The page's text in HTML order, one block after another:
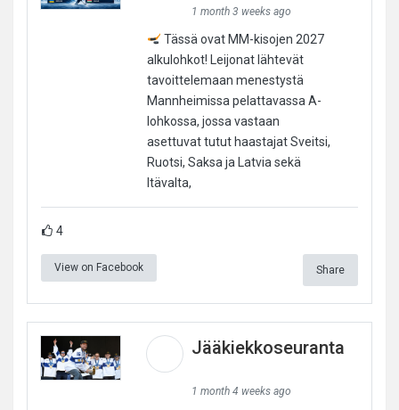
1 month 3 weeks ago
Tässä ovat MM-kisojen 2027
alkulohkot! Leijonat lähtevät
tavoittelemaan menestystä
Mannheimissa pelattavassa A-
lohkossa, jossa vastaan
asettuvat tutut haastajat Sveitsi,
Ruotsi, Saksa ja Latvia sekä
Itävalta,
4
View on Facebook Share
Jääkiekkoseuranta
1 month 4 weeks ago